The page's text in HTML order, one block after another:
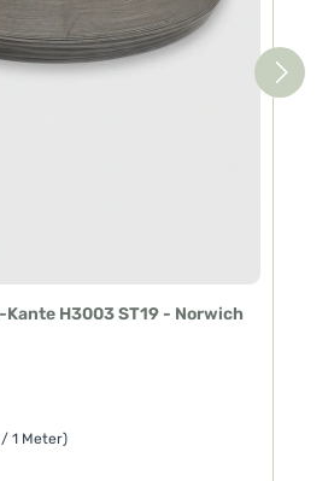
H3003 ST19 - Norwich
1 Meter)